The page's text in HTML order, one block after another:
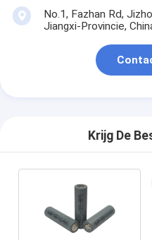
No.1, Fazhan Rd,
Jiangxi-Provincie,
Krijg De